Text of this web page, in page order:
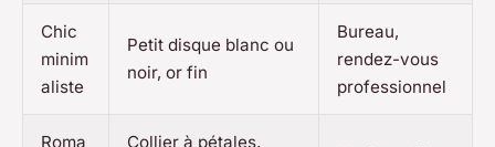
Chic
minim
aliste
Petit disque blanc ou
noir, or fin
Bureau,
rendez-vous
professionnel
Roma
Collier à pétales,